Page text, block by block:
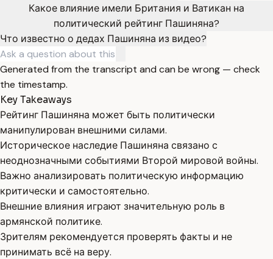
Какое влияние имели Британия и Ватикан на
политический рейтинг Пашиняна?
Что известно о дедах Пашиняна из видео?
Generated from the transcript and can be wrong — check
the timestamp.
Key Takeaways
Рейтинг Пашиняна может быть политически
манипулирован внешними силами.
Историческое наследие Пашиняна связано с
неоднозначными событиями Второй мировой войны.
Важно анализировать политическую информацию
критически и самостоятельно.
Внешние влияния играют значительную роль в
армянской политике.
Зрителям рекомендуется проверять факты и не
принимать всё на веру.